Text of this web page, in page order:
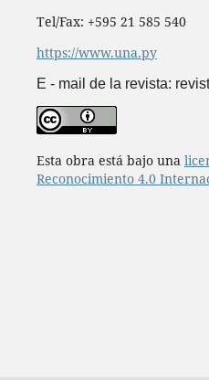
Tel/Fax: +595 21 585 540
https://www.una.py
E - mail de la revista:
Esta obra está bajo una
Reconocimiento 4.0